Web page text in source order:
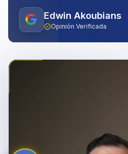
Edwin Akoubians
Opinión Verificada